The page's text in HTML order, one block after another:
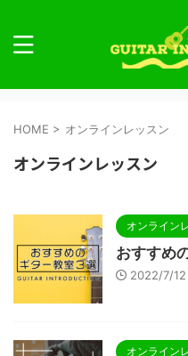
HOME > オンラインレッスン
オンラインレッスン
オンライン
おすすめ
2022/7/12
オンライン